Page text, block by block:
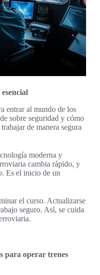
entrar al mundo de los
sobre seguridad y cómo
de manera segura
moderna y
cambia rápido, y
Es el inicio de un
el curso. Actualizarse
seguro. Así, se cuida
para operar trenes